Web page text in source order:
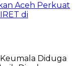
Aceh Perkuat
di